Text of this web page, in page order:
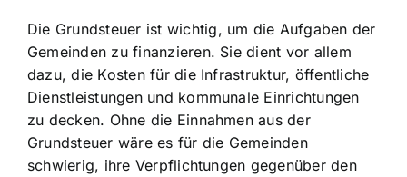
Die Grundsteuer ist wichtig, um die Aufgaben der
Gemeinden zu finanzieren. Sie dient vor allem
dazu, die Kosten für die Infrastruktur, öffentliche
Dienstleistungen und kommunale Einrichtungen
zu decken. Ohne die Einnahmen aus der
Grundsteuer wäre es für die Gemeinden
schwierig, ihre Verpflichtungen gegenüber den